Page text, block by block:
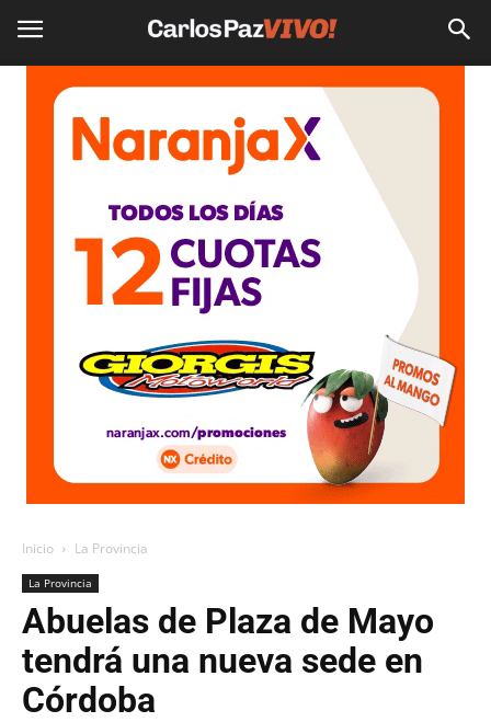
Inicio La Provincia
La Provincia
Abuelas de Plaza de Mayo
tendrá una nueva sede en
Córdoba